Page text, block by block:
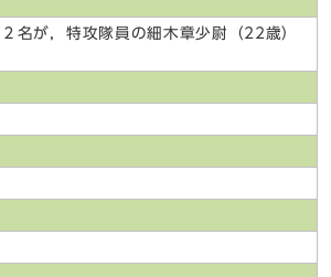
名が，特攻隊員の細木章少尉（22歳）